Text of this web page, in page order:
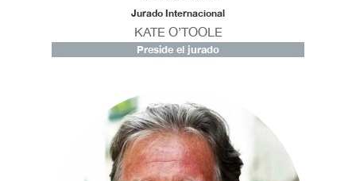
Jurado Internacional
KATE O’TOOLE
Preside el jurado